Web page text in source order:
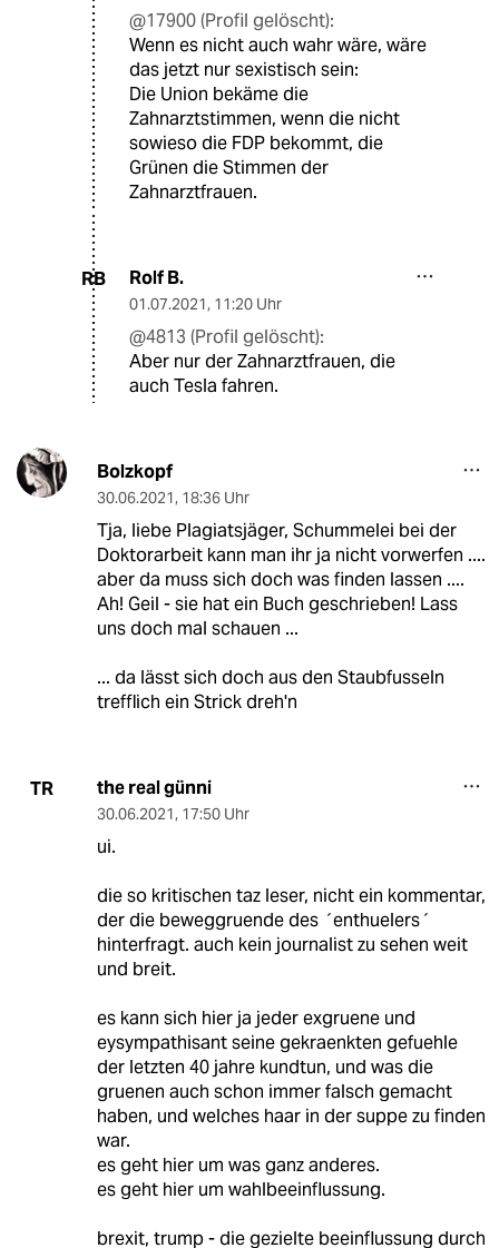
@17900 (Profil gelöscht):
Wenn es nicht auch wahr wäre, wäre
das jetzt nur sexistisch sein:
Die Union bekäme die
Zahnarztstimmen, wenn die nicht
sowieso die FDP bekommt, die
Grünen die Stimmen der
Zahnarztfrauen.
RB Rolf B.
01.07.2021, 11:20 Uhr
@4813 (Profil gelöscht):
Aber nur der Zahnarztfrauen, die
auch Tesla fahren.
Bolzkopf
30.06.2021, 18:36 Uhr
Tja, liebe Plagiatsjäger, Schummelei bei der
Doktorarbeit kann man ihr ja nicht vorwerfen ....
aber da muss sich doch was finden lassen ....
Ah! Geil - sie hat ein Buch geschrieben! Lass
uns doch mal schauen ...
... da lässt sich doch aus den Staubfusseln
trefflich ein Strick dreh'n
TR the real günni
30.06.2021, 17:50 Uhr
ui.
die so kritischen taz leser, nicht ein kommentar,
der die beweggruende des ´enthuelers´
hinterfragt. auch kein journalist zu sehen weit
und breit.
es kann sich hier ja jeder exgruene und
eysympathisant seine gekraenkten gefuehle
der letzten 40 jahre kundtun, und was die
gruenen auch schon immer falsch gemacht
haben, und welches haar in der suppe zu finden
war.
es geht hier um was ganz anderes.
es geht hier um wahlbeeinflussung.
brexit, trump - die gezielte beeinflussung durch